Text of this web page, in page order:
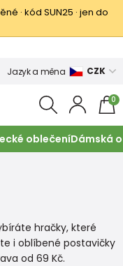
· kód SUN25 · jen do
Jazyk a měna CZK
0
oblečeníDámská
hračky, které
i oblíbené postavičky
od 69 Kč.